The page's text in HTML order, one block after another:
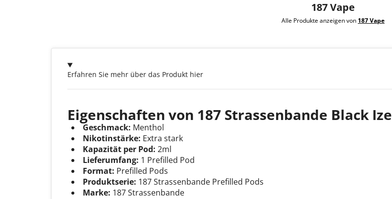
Erfahren Sie mehr über das Produkt hier
Eigenschaften von 187 Strassenbande Black Ize
Geschmack: Menthol
Nikotinstärke: Extra stark
Kapazität per Pod: 2ml
Lieferumfang: 1 Prefilled Pod
Format: Prefilled Pods
Produktserie: 187 Strassenbande Prefilled Pods
Marke: 187 Strassenbande
187 Vape
Alle Produkte anzeigen von 187 Vape